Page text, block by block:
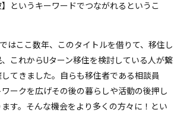
というキーワードでつながれるというこ
はここ数年、このタイトルを借りて、移住し
これからUターン移住を検討している人が繋
てきました。自らも移住者である相談員
ークを広げその後の暮らしや活動の後押し
す。そんな機会をより多くの方々に！とい